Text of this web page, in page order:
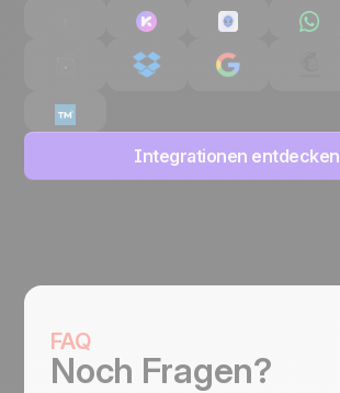
Integrationen entdecken
FAQ
Noch Fragen?